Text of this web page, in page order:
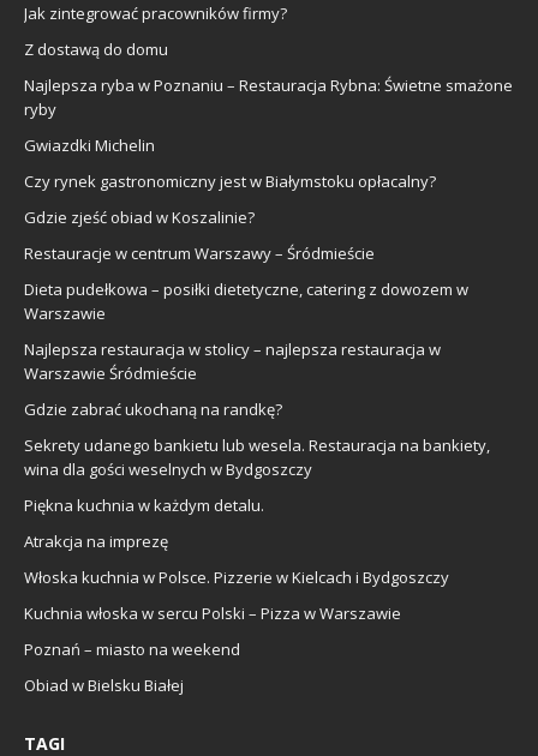
Jak zintegrować pracowników firmy?
Z dostawą do domu
Najlepsza ryba w Poznaniu – Restauracja Rybna: Świetne smażone
ryby
Gwiazdki Michelin
Czy rynek gastronomiczny jest w Białymstoku opłacalny?
Gdzie zjeść obiad w Koszalinie?
Restauracje w centrum Warszawy – Śródmieście
Dieta pudełkowa – posiłki dietetyczne, catering z dowozem w
Warszawie
Najlepsza restauracja w stolicy – najlepsza restauracja w
Warszawie Śródmieście
Gdzie zabrać ukochaną na randkę?
Sekrety udanego bankietu lub wesela. Restauracja na bankiety,
wina dla gości weselnych w Bydgoszczy
Piękna kuchnia w każdym detalu.
Atrakcja na imprezę
Włoska kuchnia w Polsce. Pizzerie w Kielcach i Bydgoszczy
Kuchnia włoska w sercu Polski – Pizza w Warszawie
Poznań – miasto na weekend
Obiad w Bielsku Białej
TAGI